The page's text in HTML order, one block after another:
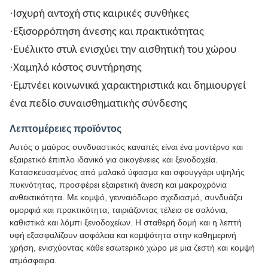
·Ισχυρή αντοχή στις καιρικές συνθήκες
·Εξισορρόπηση άνεσης και πρακτικότητας
·Ευέλικτο στυλ ενισχύει την αισθητική του χώρου
·Χαμηλό κόστος συντήρησης
·Εμπνέει κοινωνικά χαρακτηριστικά και δημιουργεί
ένα πεδίο συναισθηματικής σύνδεσης
Λεπτομέρειες προϊόντος
Αυτός ο μαύρος συνδυαστικός καναπές είναι ένα μοντέρνο και
εξαιρετικό έπιπλο ιδανικό για οικογένειες και ξενοδοχεία.
Κατασκευασμένος από μαλακό ύφασμα και σφουγγάρι υψηλής
πυκνότητας, προσφέρει εξαιρετική άνεση και μακροχρόνια
ανθεκτικότητα. Με κομψό, γενναιόδωρο σχεδιασμό, συνδυάζει
ομορφιά και πρακτικότητα, ταιριάζοντας τέλεια σε σαλόνια,
καθιστικά και λόμπι ξενοδοχείων. Η σταθερή δομή και η λεπτή
υφή εξασφαλίζουν ασφάλεια και κομψότητα στην καθημερινή
χρήση, ενισχύοντας κάθε εσωτερικό χώρο με μια ζεστή και κομψή
ατμόσφαιρα.